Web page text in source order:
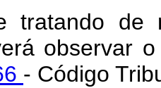
tratando de
observar
- Código